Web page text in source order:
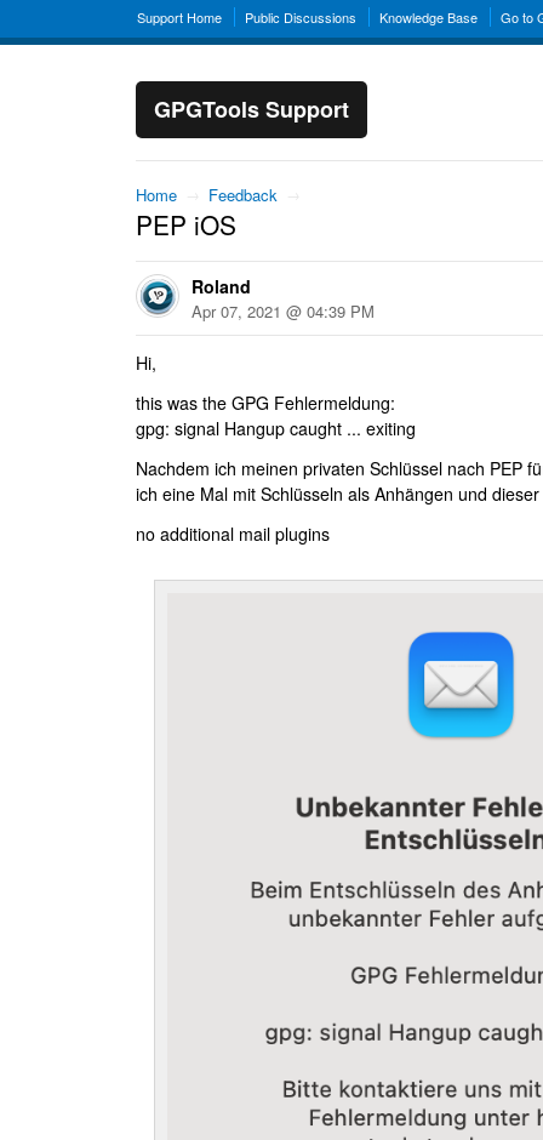
Support Home Public Discussions Knowledge Base Go to
GPGTools Support
Home → Feedback →
PEP iOS
Roland
Apr 07, 2021 @ 04:39 PM
Hi,
this was the GPG Fehlermeldung:
gpg: signal Hangup caught ... exiting
Nachdem ich meinen privaten Schlüssel nach PEP
ich eine Mal mit Schlüsseln als Anhängen und
no additional mail plugins